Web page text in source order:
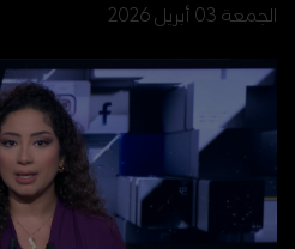
الجمعة 03 أبريل 2026